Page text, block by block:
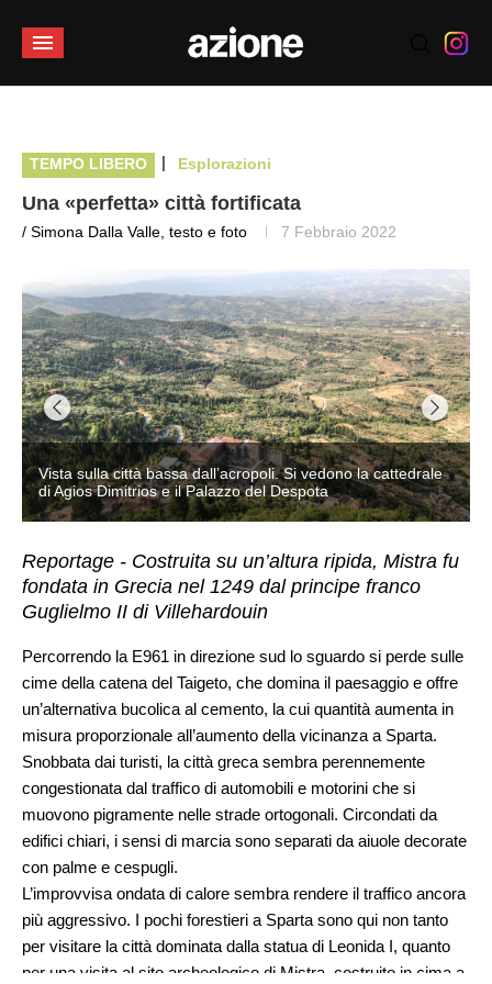
TEMPO LIBERO | Esplorazioni
Una «perfetta» città fortificata
/ Simona Dalla Valle, testo e foto 7 Febbraio 2022
Vista sulla città bassa dall’acropoli. Si vedono la cattedrale
di Agios Dimitrios e il Palazzo del Despota
Reportage - Costruita su un’altura ripida, Mistra fu
fondata in Grecia nel 1249 dal principe franco
Guglielmo II di Villehardouin
Percorrendo la E961 in direzione sud lo sguardo si perde sulle
cime della catena del Taigeto, che domina il paesaggio e offre
un’alternativa bucolica al cemento, la cui quantità aumenta in
misura proporzionale all’aumento della vicinanza a Sparta.
Snobbata dai turisti, la città greca sembra perennemente
congestionata dal traffico di automobili e motorini che si
muovono pigramente nelle strade ortogonali. Circondati da
edifici chiari, i sensi di marcia sono separati da aiuole decorate
con palme e cespugli.
L’improvvisa ondata di calore sembra rendere il traffico ancora
più aggressivo. I pochi forestieri a Sparta sono qui non tanto
per visitare la città dominata dalla statua di Leonida I, quanto
per una visita al sito archeologico di Mistra, costruito in cima a